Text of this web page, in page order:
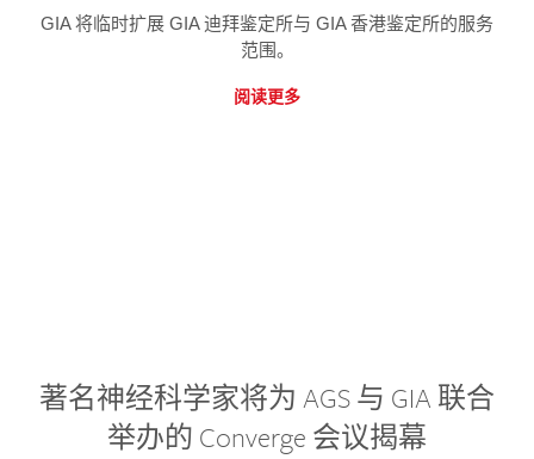
GIA 将临时扩展 GIA 迪拜鉴定所与 GIA 香港鉴定所的服务
范围。
阅读更多
著名神经科学家将为 AGS 与 GIA 联合
举办的 Converge 会议揭幕